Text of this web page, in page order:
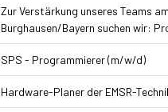
Zur Verstärkung unseres Teams
Burghausen/Bayern suchen wir:
SPS - Programmierer (m/w/d)
Hardware-Planer der EMSR-